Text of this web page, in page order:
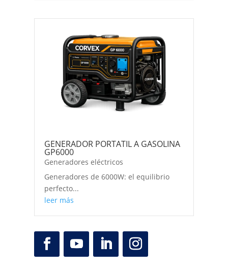
GENERADOR PORTATIL A GASOLINA
GP6000
Generadores eléctricos
Generadores de 6000W: el equilibrio
perfecto...
leer más